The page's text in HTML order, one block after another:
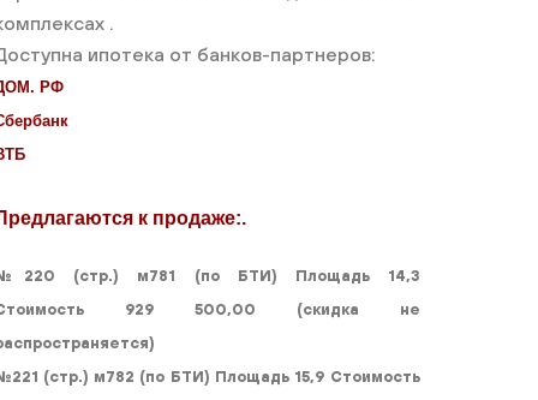
.
ипотека от банков-партнеров:
РФ
к продаже:.
(стр.) м781 (по БТИ) Площадь 14,3
929 500,00 (скидка не
(стр.) м782 (по БТИ) Площадь 15,9 Стоимость